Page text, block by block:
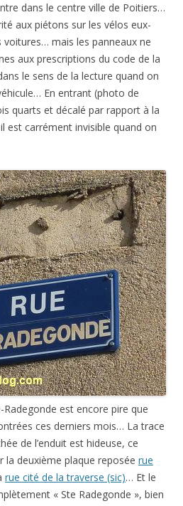
dans le centre ville de Poitiers…
aux piétons sur les vélos eux-
mais les panneaux ne
aux prescriptions du code de la
le sens de la lecture quand on
En entrant (photo de
quarts et décalé par rapport à la
est carrément invisible quand on
Radegonde est encore pire que
ces derniers mois… La trace
de l’enduit est hideuse, ce
la deuxième plaque reposée rue
rue cité de la traverse (sic)… Et le
« Ste Radegonde », bien